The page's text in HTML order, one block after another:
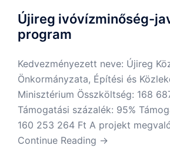
Újireg ivóvízminőség-
program
Kedvezményezett neve: Újireg
Önkormányzata, Építési és
Minisztérium Összköltség: 168
Támogatási százalék: 95%
160 253 264 Ft A projekt
Continue Reading →